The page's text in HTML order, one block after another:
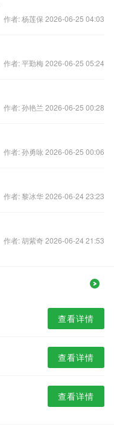
作者: 杨莲保 2026-06-25 04:03
作者: 平勤梅 2026-06-25 05:24
作者: 孙艳兰 2026-06-25 00:28
作者: 孙勇咏 2026-06-25 00:06
作者: 黎冰华 2026-06-24 23:23
作者: 胡紫奇 2026-06-24 21:53
查看详情
查看详情
查看详情